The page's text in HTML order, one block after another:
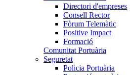
Directori d'empreses
Consell Rector
Fòrum Telemàtic
Positive Impact
Formació
Comunitat Portuària
Seguretat
Policia Portuària